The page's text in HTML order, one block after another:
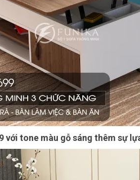
với tone màu gỗ sáng thêm sự